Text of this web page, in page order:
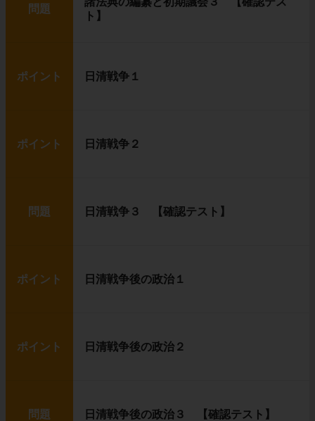
問題
ト】
ポイント 日清戦争１
ポイント 日清戦争２
問題 日清戦争３ 【確認テスト】
ポイント 日清戦争後の政治１
ポイント 日清戦争後の政治２
問題 日清戦争後の政治３ 【確認テスト】